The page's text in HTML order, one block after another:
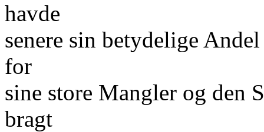
havde
senere sin betydelige
for
sine store Mangler og den
bragt